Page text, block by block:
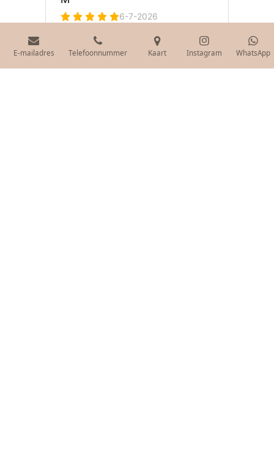
E-mailadres Telefoonnummer Kaart Instagram WhatsApp